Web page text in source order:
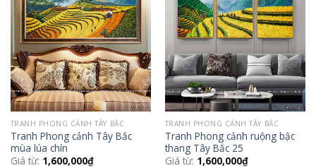
Add to
Wishlist
TRANH PHONG CẢNH TÂY BẮC
Tranh Phong cảnh Tây Bắc
mùa lúa chín
Giá từ: 1,600,000₫
Add to
Wishlist
TRANH PHONG CẢNH TÂY BẮC
Tranh Phong cảnh ruộng bậc
thang Tây Bắc 25
Giá từ: 1,600,000₫